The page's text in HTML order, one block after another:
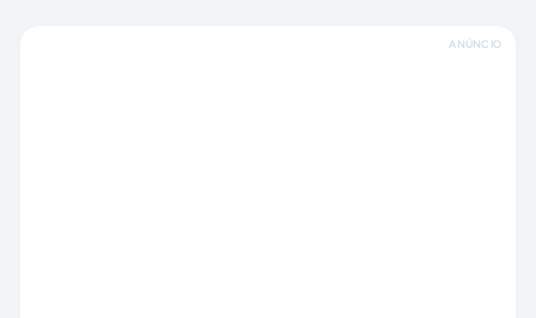
ANÚNCIO